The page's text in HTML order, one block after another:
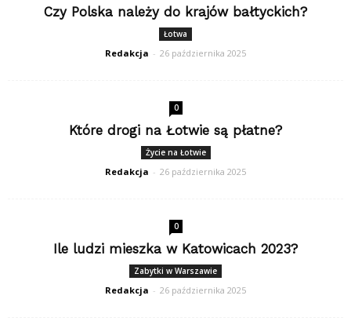
Czy Polska należy do krajów bałtyckich?
Łotwa
Redakcja - 26 października 2025
0
Które drogi na Łotwie są płatne?
Życie na Łotwie
Redakcja - 26 października 2025
0
Ile ludzi mieszka w Katowicach 2023?
Zabytki w Warszawie
Redakcja - 26 października 2025